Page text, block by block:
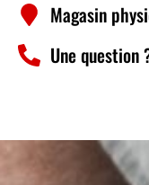
Magasin
Une question